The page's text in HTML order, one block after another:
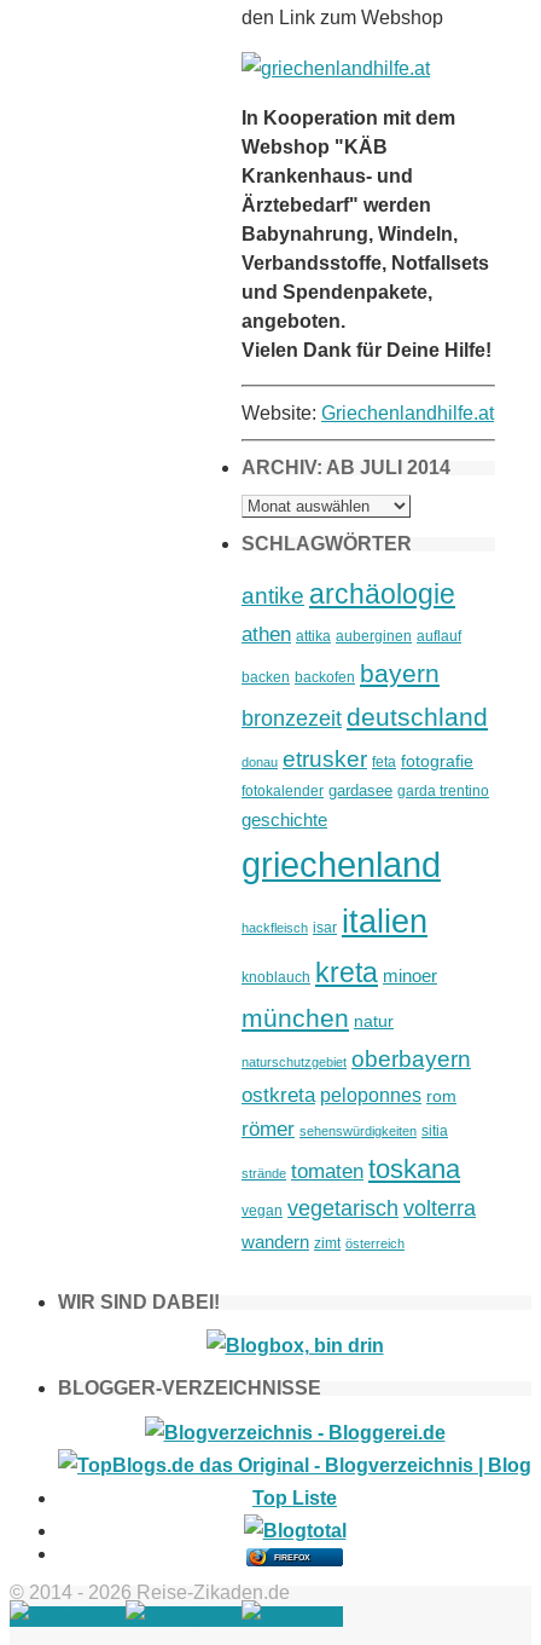
den Link zum Webshop
In Kooperation mit dem
Webshop "KÄB
Krankenhaus- und
Ärztebedarf" werden
Babynahrung, Windeln,
Verbandsstoffe, Notfallsets
und Spendenpakete,
angeboten.
Vielen Dank für Deine Hilfe!
Website: Griechenlandhilfe.at
ARCHIV: AB JULI 2014
ARCHIV:
AB
2014
SCHLAGWÖRTER
antike archäologie
athen attika auberginen auflauf
backen backofen bayern
bronzezeit deutschland
donau etrusker feta fotografie
fotokalender gardasee garda trentino
geschichte
griechenland
hackfleisch isar italien
knoblauch kreta minoer
münchen natur
naturschutzgebiet oberbayern
ostkreta peloponnes rom
römer sehenswürdigkeiten sitia
strände tomaten toskana
vegan vegetarisch volterra
wandern zimt österreich
WIR SIND DABEI!
BLOGGER-VERZEICHNISSE
FIREFOX
© 2014 - 2026 Reise-Zikaden.de